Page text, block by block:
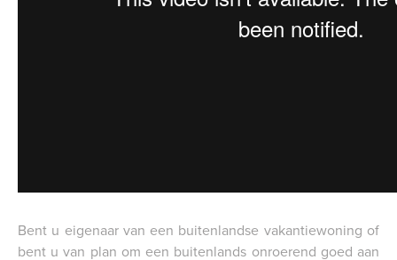
Bent u eigenaar van een buitenlandse vakantiewoning of
bent u van plan om een buitenlands onroerend goed aan